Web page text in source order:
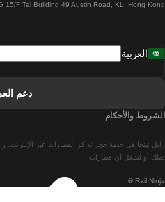
قطارات من
قطارات من مدريد
15/F Tal Building 49 Austin Road, KL, Hong Kong
Rail Ninja ®
رايل نينجا هي خدمة حجز تذاكر القطارات عبر الإنترنت.
تملك أو تُشغل أي قطارات.
العربية
دعم
الشروط والأحكام